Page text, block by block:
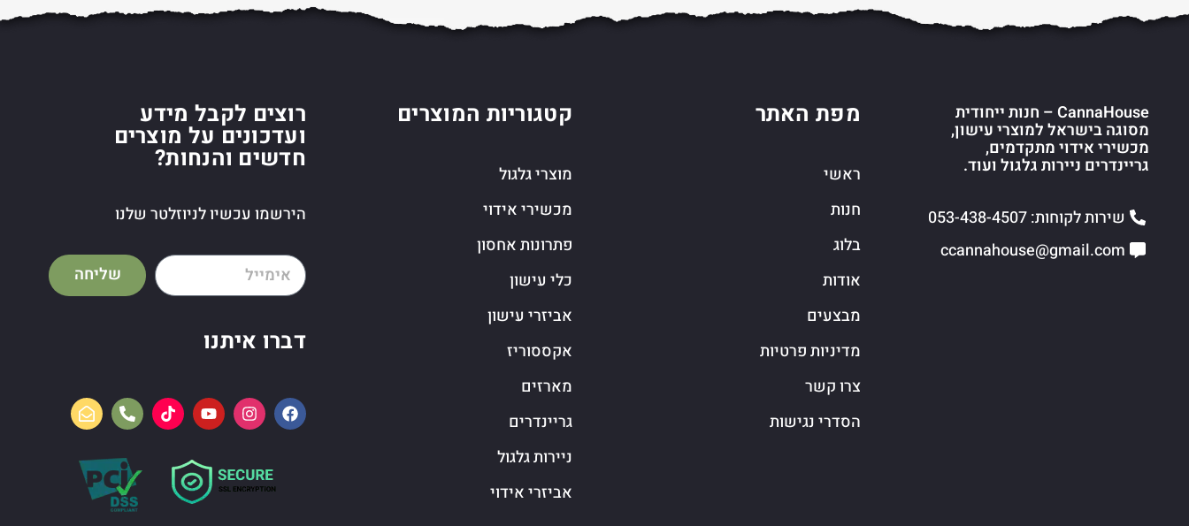
CannaHouse – חנות ייחודית
מסוגה בישראל למוצרי עישון,
מכשירי אידוי מתקדמים,
גריינדרים ניירות גלגול ועוד.
שירות לקוחות: 053-438-4507
ccannahouse@gmail.com
מפת האתר
ראשי
חנות
בלוג
אודות
מבצעים
מדיניות פרטיות
צרו קשר
הסדרי נגישות
קטגוריות המוצרים
מוצרי גלגול
מכשירי אידוי
פתרונות אחסון
כלי עישון
אביזרי עישון
אקססוריז
מארזים
גריינדרים
ניירות גלגול
אביזרי אידוי
רוצים לקבל מידע
ועדכונים על מוצרים
חדשים והנחות?
הירשמו עכשיו לניוזלטר שלנו
שליחה
דברו איתנו